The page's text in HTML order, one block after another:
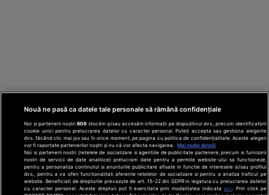
Din rețeaua Adevărul Holding:Adevarul.ro
Click.roClickPoftaBuna.roClickSanatate.ro
ClickPentruFemei.roDilemaVeche.ro
Nouă ne pasă ca datele tale personale să rămână confidențiale
Noi și partenerii noștri606 stocăm și/sau accesăm informații pe dispozitivul dvs., precum identificatorii
cookie unici pentru prelucrarea datelor cu caracter personal. Puteți accepta sau gestiona alegerile
dvs. făcând clic mai jos sau în orice moment, pe pagina cu politica de confidențialitate. Aceste alegeri
vor fi raportate partenerilor noștri și nu vă vor afecta navigarea.
Mai multe detalii
Noi si partenerii nostri (retelele de socializare si agentiile de publicitate partenere, precum si furnizorii
nostri de servicii de date analitice) prelucram date pentru a permite website-ului sa functioneze,
pentru a personaliza continutul si anunturile publicitare afisate in functie de interesele si/sau profilul
dvs., pentru a va oferi functionalitati aferente retelelor de socializare si pentru a analiza traficul pe
website. Beneficiati de drepturile prevazute de art. 15-22 din GDPR in legatura cu prelucrarea datelor
cu caracter personal. Aceste drepturi pot fi exercitate prin modalitatea indicata aici. Prin click pe